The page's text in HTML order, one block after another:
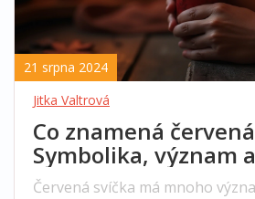
21 srpna 2024
Jitka Valtrová
Co znamená
Symbolika, význam
tipy
Červená svíčka má mnoho